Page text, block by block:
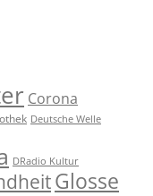
Corona
Deutsche Welle
DRadio Kultur
Glosse